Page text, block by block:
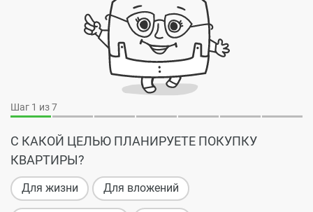
Шаг 1 из 7
С КАКОЙ ЦЕЛЬЮ ПЛАНИРУЕТЕ ПОКУПКУ
КВАРТИРЫ?
Для жизни Для вложений